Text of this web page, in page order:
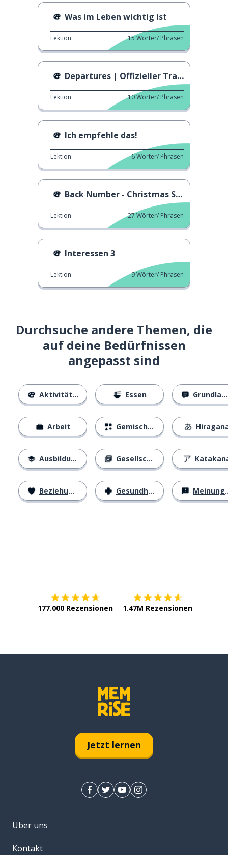
Was im Leben wichtig ist
Lektion 15Wörter/ Phrasen
Departures | Offizieller Trailer
Lektion 10Wörter/ Phrasen
Ich empfehle das!
Lektion 6Wörter/ Phrasen
Back Number - Christmas Song
Lektion 27Wörter/ Phrasen
Interessen 3
Lektion 9Wörter/ Phrasen
Durchsuche andere Themen, die
auf deine Bedürfnissen
angepasst sind
Aktivitäten
Arbeit
Ausbildung
Beziehungen
Essen
Gemischtes
Gesellschaft
Gesundheit
Grundlagen
Meinungen
177.000 Rezensionen 1.47M Rezensionen
Jetzt lernen
Über uns
Kontakt